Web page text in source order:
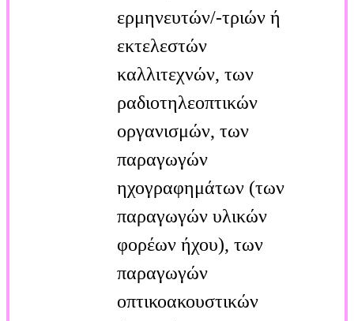
ερμηνευτών/-τριών ή
εκτελεστών
καλλιτεχνών, των
ραδιοτηλεοπτικών
οργανισμών, των
παραγωγών
ηχογραφημάτων (των
παραγωγών υλικών
φορέων ήχου), των
παραγωγών
οπτικοακουστικών